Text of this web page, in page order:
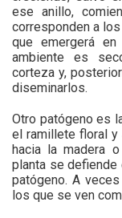
ese anillo,
corresponden a
que emergerá
ambiente es
corteza y,
diseminarlos.
Otro patógeno es
el ramillete floral y
hacia la madera
planta se defiende
patógeno. A
los que se ven